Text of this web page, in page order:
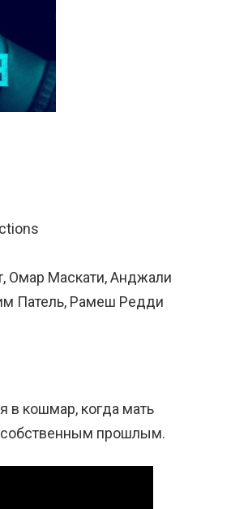
Омар Маскати, Анджали
Патель, Рамеш Редди
в кошмар, когда мать
собственным прошлым.